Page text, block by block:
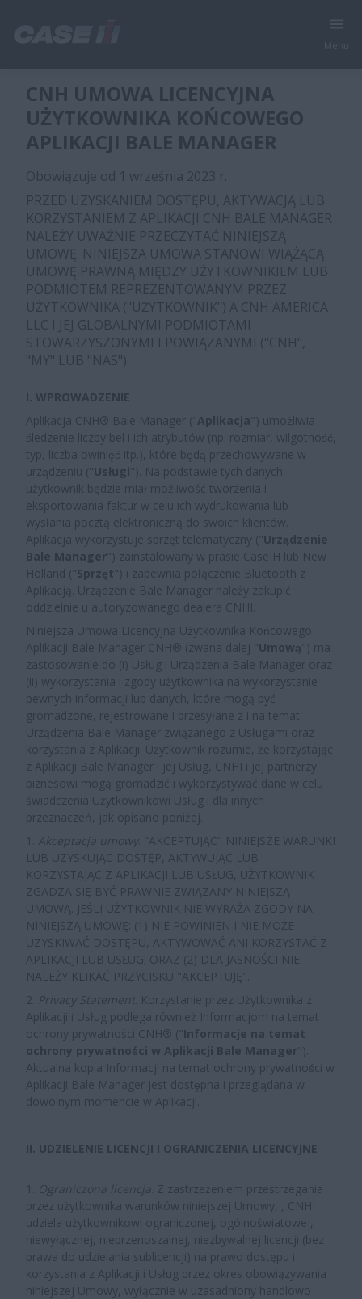
CNH UMOWA LICENCYJNA
UŻYTKOWNIKA KOŃCOWEGO
APLIKACJI BALE MANAGER
Obowiązuje od 1 września 2023 r.
PRZED UZYSKANIEM DOSTĘPU, AKTYWACJĄ LUB
KORZYSTANIEM Z APLIKACJI CNH BALE MANAGER
NALEŻY UWAŻNIE PRZECZYTAĆ NINIEJSZĄ
UMOWĘ. NINIEJSZA UMOWA STANOWI WIĄŻĄCĄ
UMOWĘ PRAWNĄ MIĘDZY UŻYTKOWNIKIEM LUB
PODMIOTEM REPREZENTOWANYM PRZEZ
UŻYTKOWNIKA ("UŻYTKOWNIK") A CNH AMERICA
LLC I JEJ GLOBALNYMI PODMIOTAMI
STOWARZYSZONYMI I POWIĄZANYMI ("CNH",
"MY" LUB "NAS").
I. WPROWADZENIE
Aplikacja CNH® Bale Manager ("Aplikacja ") umożliwia
śledzenie liczby bel i ich atrybutów (np. rozmiar, wilgotność,
typ, liczba owinięć itp.), które będą przechowywane w
urządzeniu ( "Usługi "). Na podstawie tych danych
użytkownik będzie miał możliwość tworzenia i
eksportowania faktur w celu ich wydrukowania lub
wysłania pocztą elektroniczną do swoich klientów.
Aplikacja wykorzystuje sprzęt telematyczny ("Urządzenie
Bale Manager ") zainstalowany w prasie CaseIH lub New
Holland ("Sprzęt " ) i zapewnia połączenie Bluetooth z
Aplikacją. Urządzenie Bale Manager należy zakupić
oddzielnie u autoryzowanego dealera CNHI.
Niniejsza Umowa Licencyjna Użytkownika Końcowego
Aplikacji Bale Manager CNH® (zwana dalej "Umową ") ma
zastosowanie do (i) Usług i Urządzenia Bale Manager oraz
(ii) wykorzystania i zgody użytkownika na wykorzystanie
pewnych informacji lub danych, które mogą być
gromadzone, rejestrowane i przesyłane z i na temat
Urządzenia Bale Manager związanego z Usługami oraz
korzystania z Aplikacji. Użytkownik rozumie, że korzystając
z Aplikacji Bale Manager i jej Usług, CNHI i jej partnerzy
biznesowi mogą gromadzić i wykorzystywać dane w celu
świadczenia Użytkownikowi Usług i dla innych
przeznaczeń, jak opisano poniżej.
1.
Akceptacja umowy
. "AKCEPTUJĄC" NINIEJSZE WARUNKI
LUB UZYSKUJĄC DOSTĘP, AKTYWUJĄC LUB
KORZYSTAJĄC Z APLIKACJI LUB USŁUG, UŻYTKOWNIK
ZGADZA SIĘ BYĆ PRAWNIE ZWIĄZANY NINIEJSZĄ
UMOWĄ. JEŚLI UŻYTKOWNIK NIE WYRAŻA ZGODY NA
NINIEJSZĄ UMOWĘ: (1) NIE POWINIEN I NIE MOŻE
UZYSKIWAĆ DOSTĘPU, AKTYWOWAĆ ANI KORZYSTAĆ Z
APLIKACJI LUB USŁUG; ORAZ (2) DLA JASNOŚCI NIE
NALEŻY KLIKAĆ PRZYCISKU "AKCEPTUJĘ".
2. Privacy Statement . Korzystanie przez Użytkownika z
Aplikacji i Usług podlega również Informacjom na temat
ochrony prywatności CNH® ("Informacje na temat
ochrony prywatności w Aplikacji Bale Manager ").
Aktualna kopia Informacji na temat ochrony prywatności w
Aplikacji Bale Manager jest dostępna i przeglądana w
dowolnym momencie w Aplikacji.
II. UDZIELENIE LICENCJI I OGRANICZENIA LICENCYJNE
1. Ograniczona licencja . Z zastrzeżeniem przestrzegania
przez użytkownika warunków niniejszej Umowy, , CNHI
udziela użytkownikowi ograniczonej, ogólnoświatowej,
niewyłącznej, nieprzenoszalnej, niezbywalnej licencji (bez
prawa do udzielania sublicencji) na prawo dostępu i
korzystania z Aplikacji i Usług przez okres obowiązywania
niniejszej Umowy, wyłącznie w uzasadniony handlowo